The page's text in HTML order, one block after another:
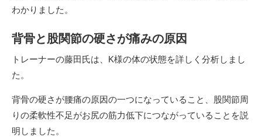
わかりました。
背骨と股関節の硬さが痛みの原因
トレーナーの藤田氏は、K様の体の状態を詳しく分析しまし
た。
背骨の硬さが腰痛の原因の一つになっていること、股関節周
りの柔軟性不足がお尻の筋力低下につながっていることを説
明しました。